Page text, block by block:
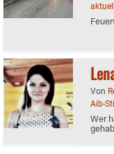
aktuell
Von
Aib-
Wer